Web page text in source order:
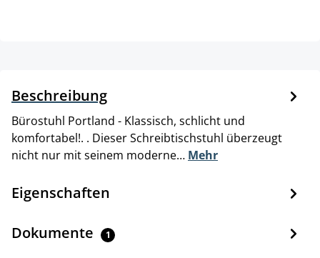
Beschreibung
Bürostuhl Portland - Klassisch, schlicht und
komfortabel!. . Dieser Schreibtischstuhl überzeugt
nicht nur mit seinem moderne… Mehr
Eigenschaften
Dokumente 1